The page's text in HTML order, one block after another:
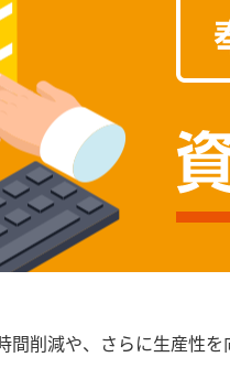
間削減や、さらに生産性